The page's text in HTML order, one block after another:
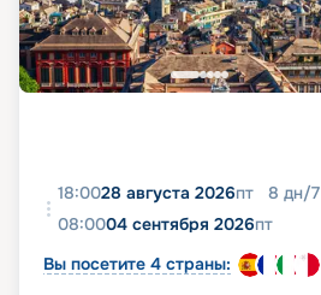
18:0028 августа 2026пт 8 дн/7
08:0004 сентября 2026пт
Вы посетите 4 страны: